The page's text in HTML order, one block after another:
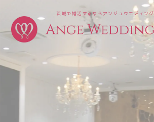
茨城で婚活するならアンジュウエディング